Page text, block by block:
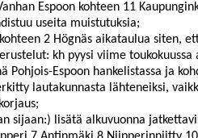
Espoon kohteen 11
useita muistutuksia;
2 Högnäs aikataulua siten,
khpyysi viime toukokuussa
Pohjois-Espoon hankelistassa ja
lautakunnasta lähteneiksi,
sijaan:) lisätä alkuvuonna